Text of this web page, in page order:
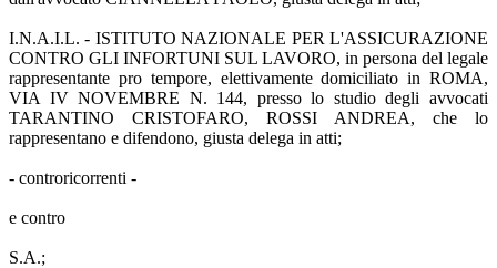
I.N.A.I.L. - ISTITUTO NAZIONALE PER L'ASSICURAZIONE
CONTRO GLI INFORTUNI SUL LAVORO, in persona del legale
rappresentante pro tempore, elettivamente domiciliato in ROMA,
VIA IV NOVEMBRE N. 144, presso lo studio degli avvocati
TARANTINO CRISTOFARO, ROSSI ANDREA, che lo
rappresentano e difendono, giusta delega in atti;
- controricorrenti -
e contro
S.A.;